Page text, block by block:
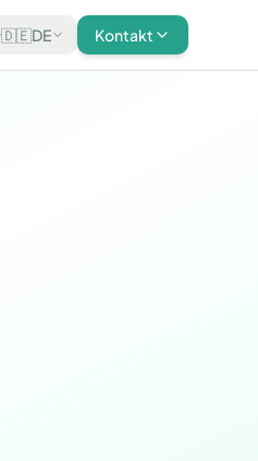
🇩🇪DE Kontakt